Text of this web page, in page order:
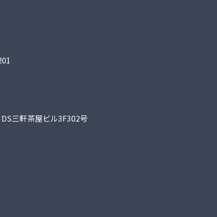
三軒茶屋ビル3F302号